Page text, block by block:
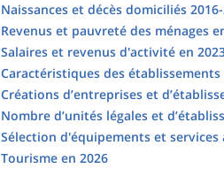
Naissances et décès domiciliés
Revenus et pauvreté des ménages
Salaires et revenus d'activité en
Caractéristiques des établissements
Créations d’entreprises et
Nombre d’unités légales et
Sélection d'équipements et
Tourisme en 2026